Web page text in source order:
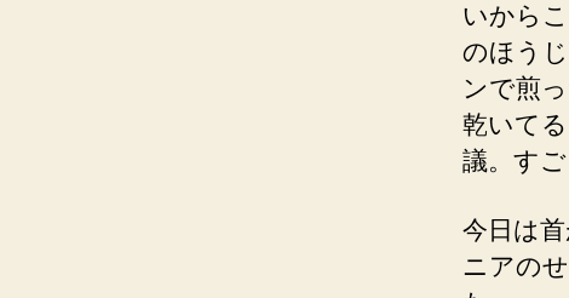
いから
のほう
ンで煎
乾いて
議。す
今日は
ニアの